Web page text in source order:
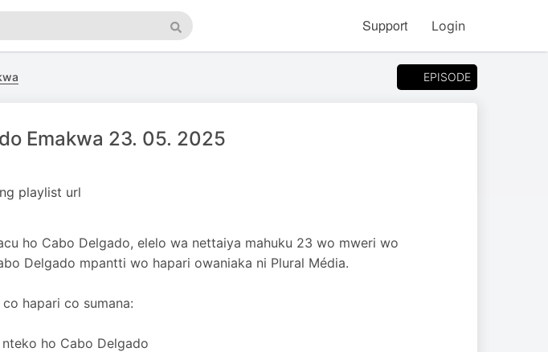
Search
Support Login
EPISODE
Emakwa 23. 05. 2025
playlist url
ho Cabo Delgado, elelo wa nettaiya mahuku 23 wo mweri wo
Delgado mpantti wo hapari owaniaka ni Plural Média.
hapari co sumana:
ho Cabo Delgado